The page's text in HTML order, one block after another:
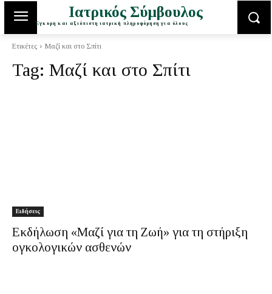
Ιατρικός Σύμβουλος
Έγκυρη και αξιόπιστη ιατρική πληροφόρηση για όλους
Ετικέτες Μαζί και στο Σπίτι
Tag: Μαζί και στο Σπίτι
Ειδήσεις
Εκδήλωση «Μαζί για τη Ζωή» για τη στήριξη
ογκολογικών ασθενών